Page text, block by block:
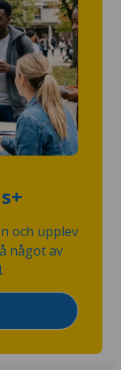
och upplev
något av